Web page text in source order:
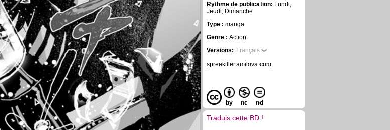
Rythme de publication: Lundi,
Jeudi, Dimanche
Type : manga
Genre : Action
Versions: Français
spreekiller.amilova.com
by nc nd
Traduis cette BD !